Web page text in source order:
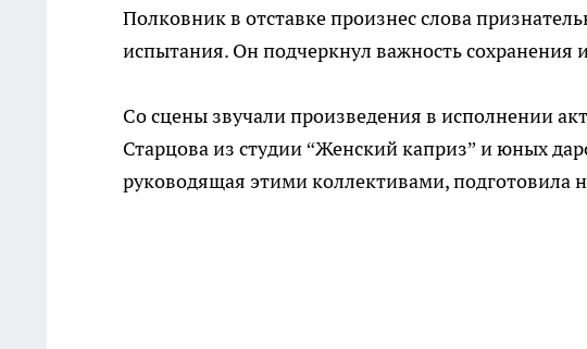
Полковник в отставке произнес слова
испытания. Он подчеркнул важность сохранения
Со сцены звучали произведения в исполнении
Старцова из студии “Женский каприз” и юных
руководящая этими коллективами, подготовила